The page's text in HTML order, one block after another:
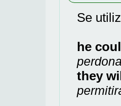
Se
he
they